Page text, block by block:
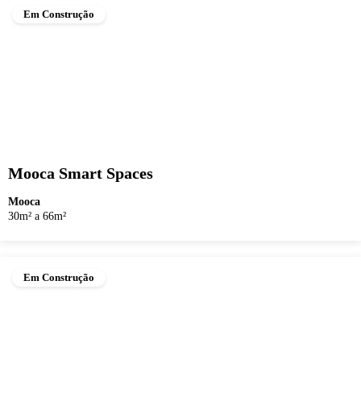
Em Construção
Mooca Smart Spaces
Mooca
30m² a 66m²
Em Construção